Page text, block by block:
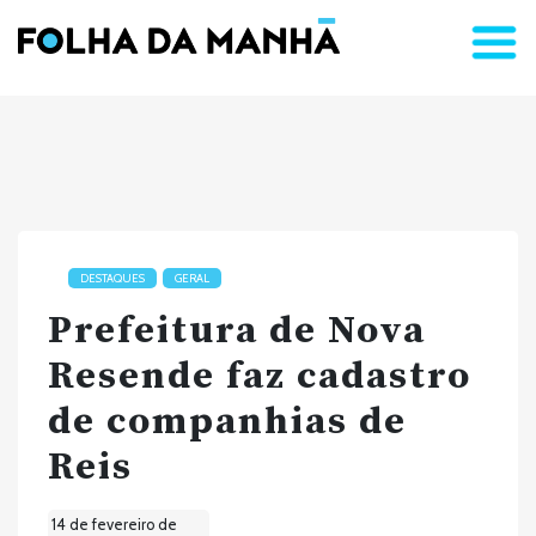
DESTAQUES GERAL
Prefeitura de Nova
Resende faz cadastro
de companhias de
Reis
14 de fevereiro de